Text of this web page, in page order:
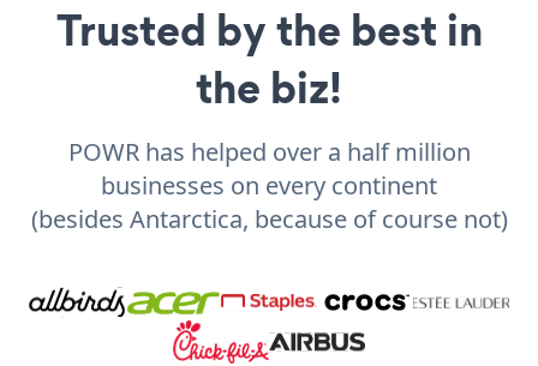
Trusted by the best in
the biz!
POWR has helped over a half million
businesses on every continent
(besides Antarctica, because of course not)